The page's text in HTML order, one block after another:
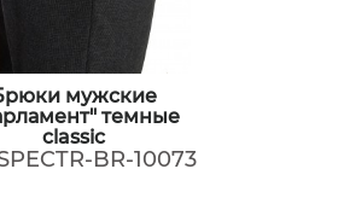
мужские
темные
classic
BR-10073